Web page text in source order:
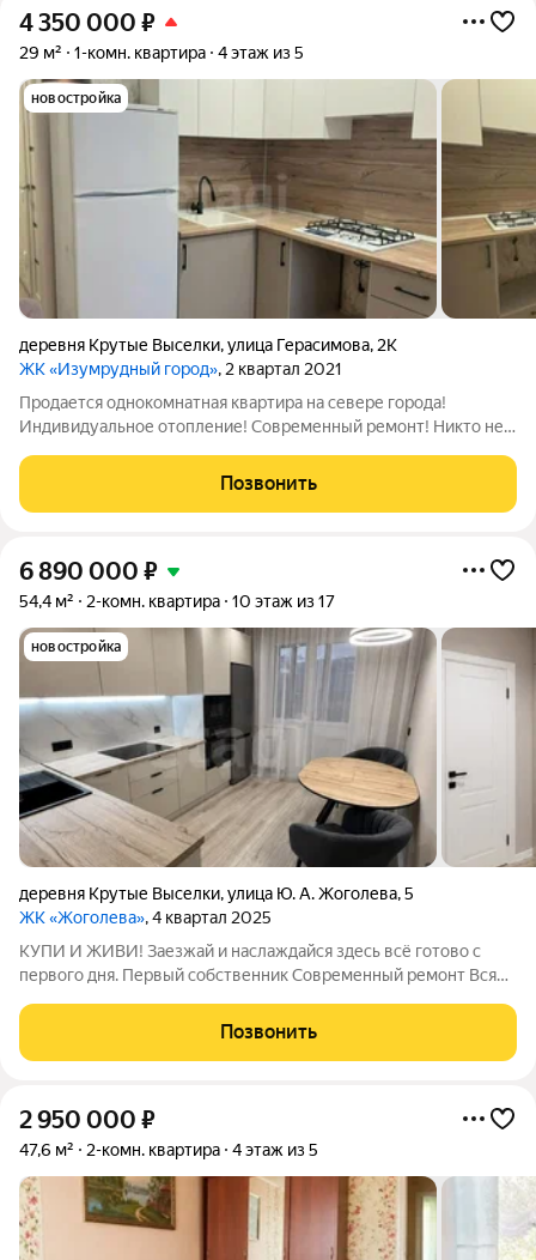
4 350 000 ₽
29 м² 1-комн. квартира 4 этаж из 5
новостройка
деревня Крутые Выселки,улица Герасимова, 2К
ЖК «Изумрудный город», 2 квартал 2021
Продается однокомнатная квартира на севере города!
Индивидуальное отопление! Современный ремонт! Никто не
совмещенный в кафельной плитке. Один собственник.
Быстрый выход на сделку. Рассмотрим
Позвонить
6 890 000 ₽
54,4 м² 2-комн. квартира 10 этаж из 17
новостройка
деревня Крутые Выселки,улица Ю. А. Жоголева,5
ЖК «Жоголева», 4 квартал 2025
КУПИ И ЖИВИ! Заезжай и наслаждайся здесь всё готово с
первого дня. Первый собственник Современный ремонт Вся
тихий двор со спортплощадкой Дом: Автономное отопление
Закрытая территория +
Позвонить
2 950 000 ₽
47,6 м² 2-комн. квартира 4 этаж из 5